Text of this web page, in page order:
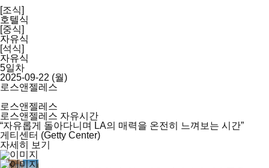
[조식]
호텔식
[중식]
자유식
[석식]
자유식
5일차
2025-09-22 (월)
로스앤젤레스
로스앤젤레스
로스앤젤레스 자유시간
“자유롭게 돌아다니며 LA의 매력을 온전히 느껴보는 시간”
게티센터 (Getty Center)
자세히 보기